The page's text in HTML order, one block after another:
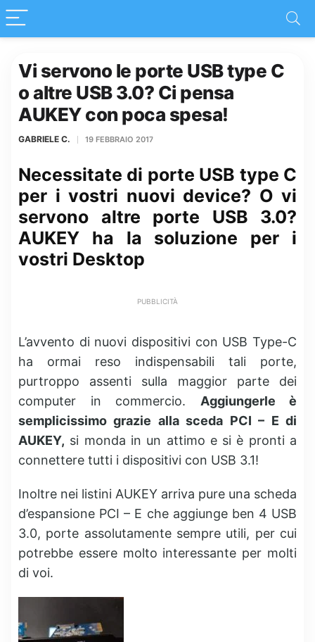
Vi servono le porte USB type C
o altre USB 3.0? Ci pensa
AUKEY con poca spesa!
GABRIELE C. 19 FEBBRAIO 2017
Necessitate di porte USB type C
per i vostri nuovi device? O vi
servono altre porte USB 3.0?
AUKEY ha la soluzione per i
vostri Desktop
PUBBLICITÀ
L’avvento di nuovi dispositivi con USB Type-C
ha ormai reso indispensabili tali porte,
purtroppo assenti sulla maggior parte dei
computer in commercio. Aggiungerle è
semplicissimo grazie alla sceda PCI – E di
AUKEY, si monda in un attimo e si è pronti a
connettere tutti i dispositivi con USB 3.1!
Inoltre nei listini AUKEY arriva pure una scheda
d’espansione PCI – E che aggiunge ben 4 USB
3.0, porte assolutamente sempre utili, per cui
potrebbe essere molto interessante per molti
di voi.